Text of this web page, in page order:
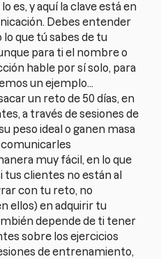
es, y aquí la clave está en
Debes entender
que tú sabes de tu
para ti el nombre o
hable por sí solo, para
un ejemplo…
un reto de 50 días, en
a través de sesiones de
peso ideal o ganen masa
muy fácil, en lo que
tus clientes no están al
con tu reto, no
ellos) en adquirir tu
depende de ti tener
sobre los ejercicios
de entrenamiento,